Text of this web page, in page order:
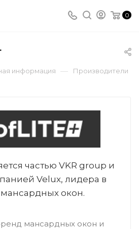
0
информация — Производители
частью VKR group и
Velux, лидера в
окон.
мансардных окон и